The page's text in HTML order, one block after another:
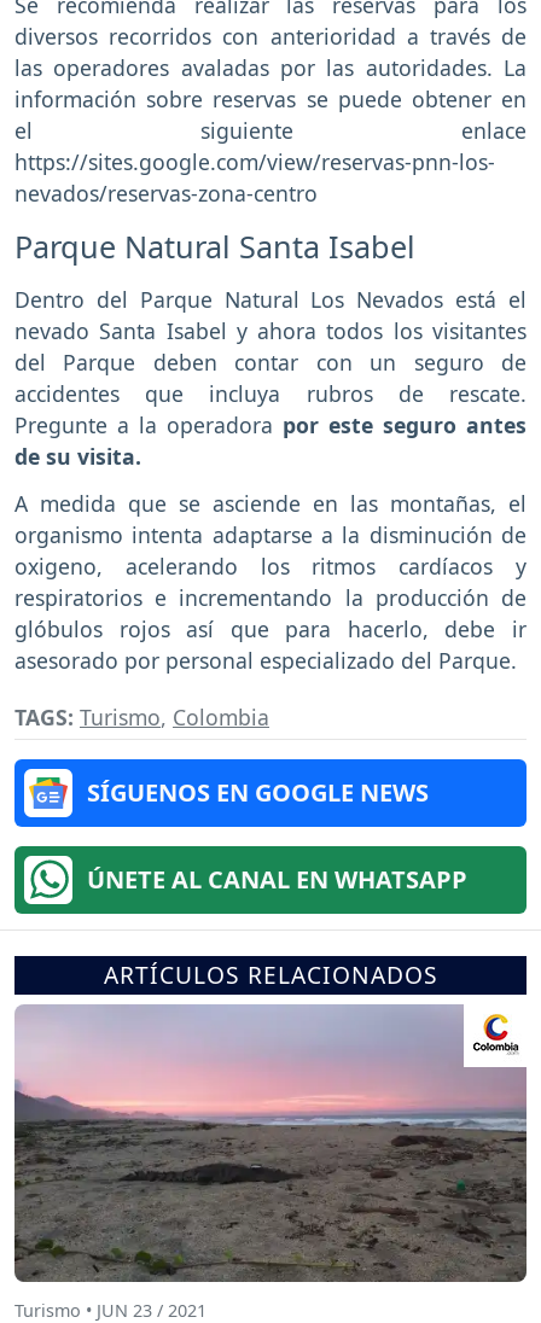
diversos recorridos con anterioridad a través de
las operadores avaladas por las autoridades. La
información sobre reservas se puede obtener en
el siguiente enlace
https://sites.google.com/view/reservas-pnn-los-
nevados/reservas-zona-centro
Parque Natural Santa Isabel
Dentro del Parque Natural Los Nevados está el
nevado Santa Isabel y ahora todos los visitantes
del Parque deben contar con un seguro de
accidentes que incluya rubros de rescate.
Pregunte a la operadora por este seguro antes
de su visita.
A medida que se asciende en las montañas, el
organismo intenta adaptarse a la disminución de
oxigeno, acelerando los ritmos cardíacos y
respiratorios e incrementando la producción de
glóbulos rojos así que para hacerlo, debe ir
asesorado por personal especializado del Parque.
TAGS: Turismo, Colombia
SÍGUENOS EN GOOGLE NEWS
ÚNETE AL CANAL EN WHATSAPP
ARTÍCULOS RELACIONADOS
Turismo • JUN 23 / 2021